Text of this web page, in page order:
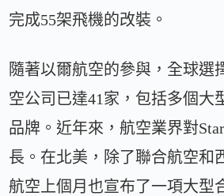
完成55架飛機的改裝。
隨著以爾航空的參與，全球選
空公司已達41家，包括多個大
品牌。近年來，航空業界對
長。在北美，除了聯合航空和
航空上個月也宣布了一項大型